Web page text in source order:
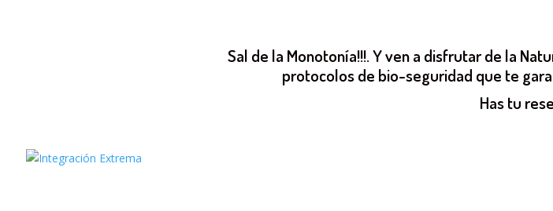
Sal de la Monotonía!!!. Y ven a disfrutar de la
protocolos de bio-seguridad que te
Has tu